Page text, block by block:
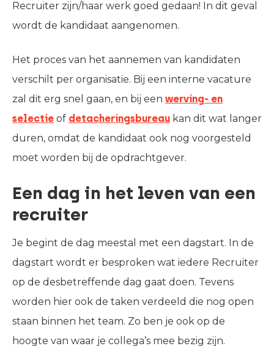
Recruiter zijn/haar werk goed gedaan! In dit geval
wordt de kandidaat aangenomen.
Het proces van het aannemen van kandidaten
verschilt per organisatie. Bij een interne vacature
zal dit erg snel gaan, en bij een werving- en
selectie of detacheringsbureau kan dit wat langer
duren, omdat de kandidaat ook nog voorgesteld
moet worden bij de opdrachtgever.
Een dag in het leven van een
recruiter
Je begint de dag meestal met een dagstart. In de
dagstart wordt er besproken wat iedere Recruiter
op de desbetreffende dag gaat doen. Tevens
worden hier ook de taken verdeeld die nog open
staan binnen het team. Zo ben je ook op de
hoogte van waar je collega’s mee bezig zijn.